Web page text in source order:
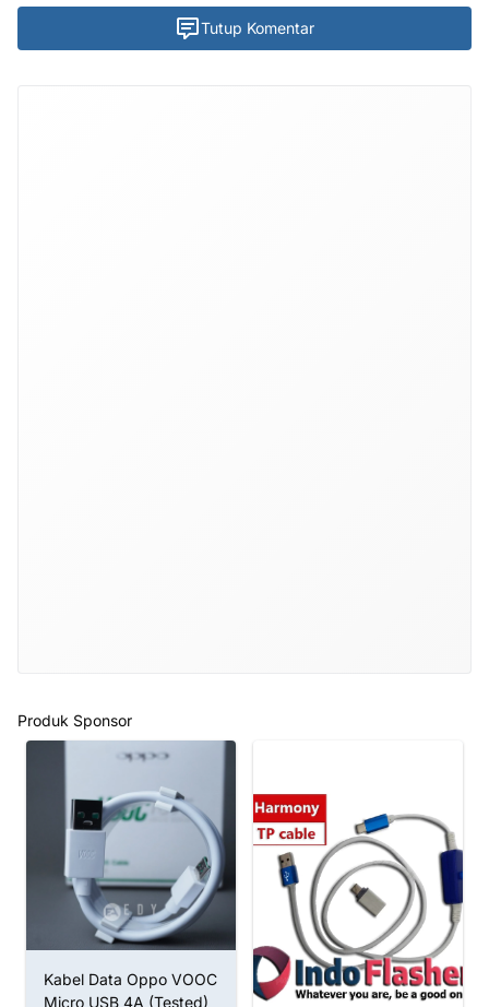
Tutup Komentar
Produk Sponsor
Kabel Data Oppo VOOC
Micro USB 4A (Tested)